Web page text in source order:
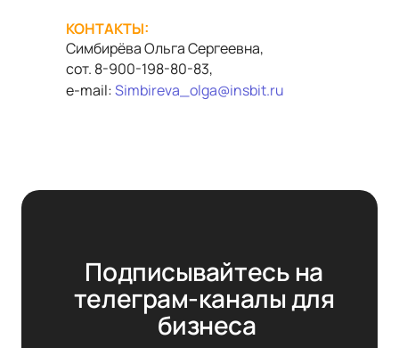
КОНТАКТЫ:
Симбирёва Ольга Сергеевна,
сот. 8-900-198-80-83,
e-mail:Simbireva_olga@insbit.ru
Подписывайтесь на
телеграм-каналы для
бизнеса